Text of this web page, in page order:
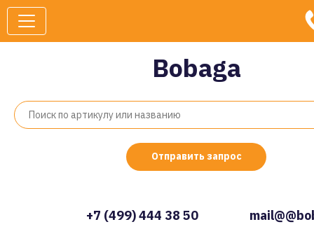
Bobaga
Отправить запрос
+7 (499) 444 38 50